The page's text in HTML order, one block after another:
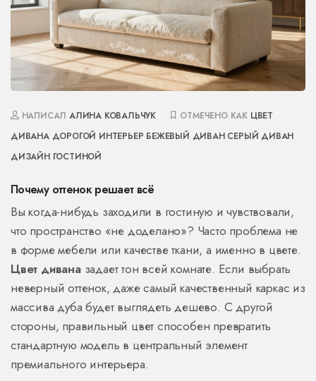
НАПИСАЛАЛИНА КОВАЛЬЧУК ОТМЕЧЕНО КАК ЦВЕТ
ДИВАНА ДОРОГОЙ ИНТЕРЬЕР БЕЖЕВЫЙ ДИВАН СЕРЫЙ ДИВАН
ДИЗАЙН ГОСТИНОЙ
Почему оттенок решает всё
Вы когда-нибудь заходили в гостиную и чувствовали,
что пространство «не доделано»? Часто проблема не
в форме мебели или качестве ткани, а именно в цвете.
Цвет диваназадает тон всей комнате. Если выбрать
неверный оттенок, даже самый качественный каркас из
массива дуба будет выглядеть дешево. С другой
стороны, правильный цвет способен превратить
стандартную модель в центральный элемент
премиального интерьера.